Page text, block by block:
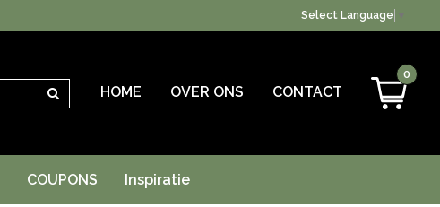
Select Language
Zoeken HOME OVER ONS CONTACT
0
COUPONS Inspiratie